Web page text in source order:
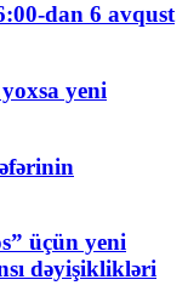
dan 6 avqust
yeni
üçün yeni
dəyişiklikləri